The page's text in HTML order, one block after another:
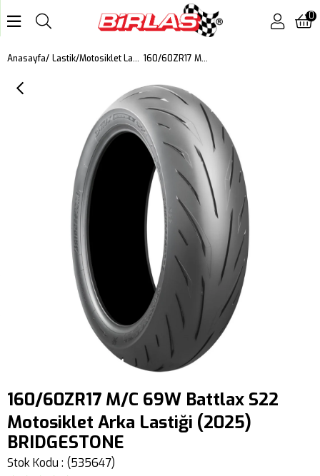
0
Anasayfa Lastik Motosiklet Lastiği 160/60ZR17 M/C 69W Battlax S22 Motosiklet Arka Lastiği (2025)
160/60ZR17 M/C 69W Battlax S22
Motosiklet Arka Lastiği (2025)
BRIDGESTONE
Stok Kodu (535647)